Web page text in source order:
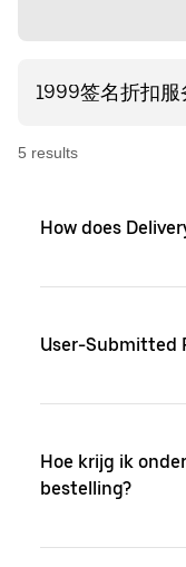
5 results
How does
User-Submitted
Hoe krijg ik
bestelling?